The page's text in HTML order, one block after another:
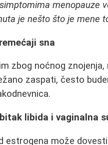
menopauze
je nešto što je mene
sna
zbog noćnog
zaspati, često
libida i vaginalna
estrogena može